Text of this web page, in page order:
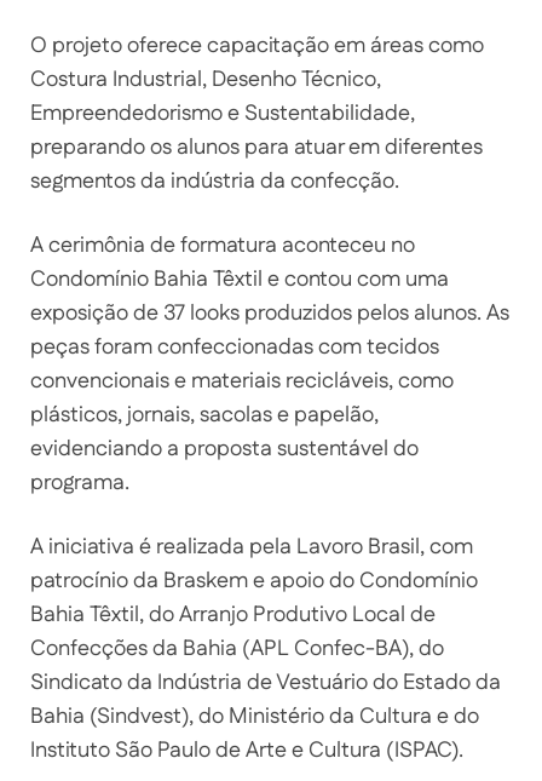
O projeto oferece capacitação em áreas como
Costura Industrial, Desenho Técnico,
Empreendedorismo e Sustentabilidade,
preparando os alunos para atuar em diferentes
segmentos da indústria da confecção.
A cerimônia de formatura aconteceu no
Condomínio Bahia Têxtil e contou com uma
exposição de 37 looks produzidos pelos alunos. As
peças foram confeccionadas com tecidos
convencionais e materiais recicláveis, como
plásticos, jornais, sacolas e papelão,
evidenciando a proposta sustentável do
programa.
A iniciativa é realizada pela Lavoro Brasil, com
patrocínio da Braskem e apoio do Condomínio
Bahia Têxtil, do Arranjo Produtivo Local de
Confecções da Bahia (APL Confec-BA), do
Sindicato da Indústria de Vestuário do Estado da
Bahia (Sindvest), do Ministério da Cultura e do
Instituto São Paulo de Arte e Cultura (ISPAC).